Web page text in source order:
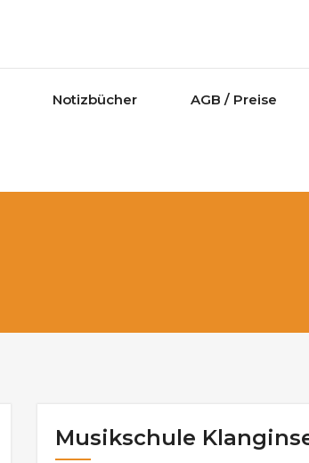
Notizbücher AGB / Preise
Musikschule